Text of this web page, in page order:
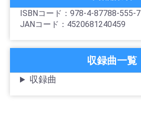
ISBNコード：978-4-87788-555-7
JANコード：4520681240459
収録曲一覧
収録曲